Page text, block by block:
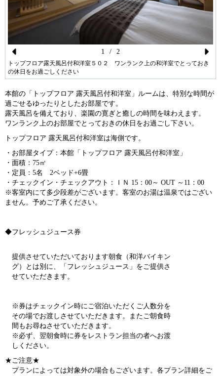
Pr
ev
io
us
トップフロア露天風呂付和洋室５０２ ワンランク上の和洋室でとっておき
の休日をお過ごしください
N
ex
t
1 / 2
本館の「トップフロア 露天風呂付和洋室」ルームは、特別な時間が
過ごせるゆったりとしたお部屋です。
露天風呂を備えており、楽園の寛ぎと癒しの時間を味わえます。
ワンランク上のお部屋でとっておきの休日をお過ごし下さい。
トップフロア 露天風呂付和洋室は海側です。
・お部屋タイプ：本館「トップフロア 露天風呂付和洋室」
・面積：75㎡
・定員：5名 2ベッド+6畳
・チェックイン・チェックアウト：ＩＮ 15：00～ OUT ～11：00
※客室内にて多少段差がございます。客室のお湯は温泉ではござい
ません。予めご了承ください。
◆フレッシュジュース券
提供させていただいております朝食（和洋バイキン
グ）とは別に、「フレッシュジュース」をご提供さ
せていただきます。
※券はチェックイン時にご宿泊いただくご人数分を
その場でお渡しさせていただきます。またご朝食時
間もお尋ねさせていただきます。
※必ず、翌朝食時に券をレストラン担当の者へお渡
しください。
★ご注意★
プランによっては対象外の場合もございます。各プラン詳細をご